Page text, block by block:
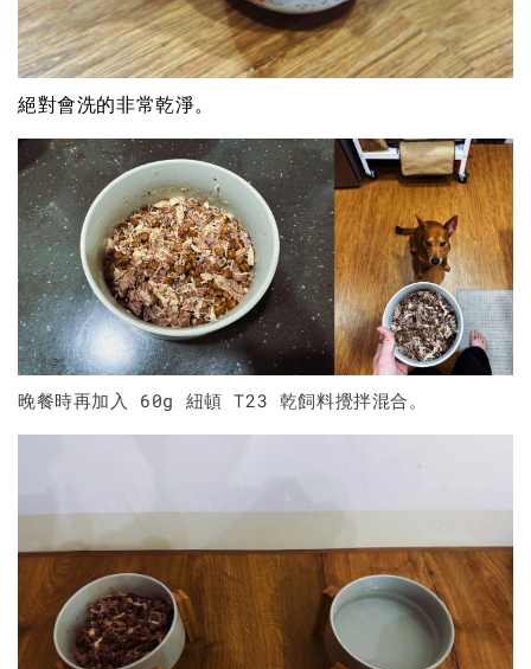
絕對會洗的非常乾淨。
晚餐時再加入 60g 紐頓 T23 乾飼料攪拌混合。